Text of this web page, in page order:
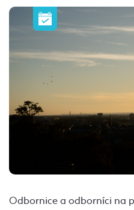
Odbornice a odborníci na